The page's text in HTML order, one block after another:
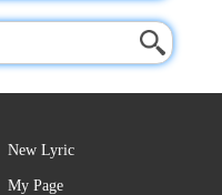
New Lyric
My Page